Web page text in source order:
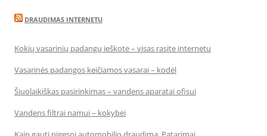
DRAUDIMAS INTERNETU
Kokių vasarinių padangų ieškote – visas rasite internetu
Vasarinės padangos keičiamos vasarai – kodėl
Šiuolaikiškas pasirinkimas – vandens aparatai ofisui
Vandens filtrai namui – kokybei